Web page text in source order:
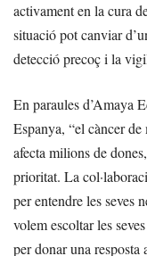
activament en la cura
situació pot canviar
detecció precoç i la
En paraules d’Amaya
Espanya, “el càncer
afecta milions de
prioritat. La
per entendre les seves
volem escoltar les
per donar una resposta